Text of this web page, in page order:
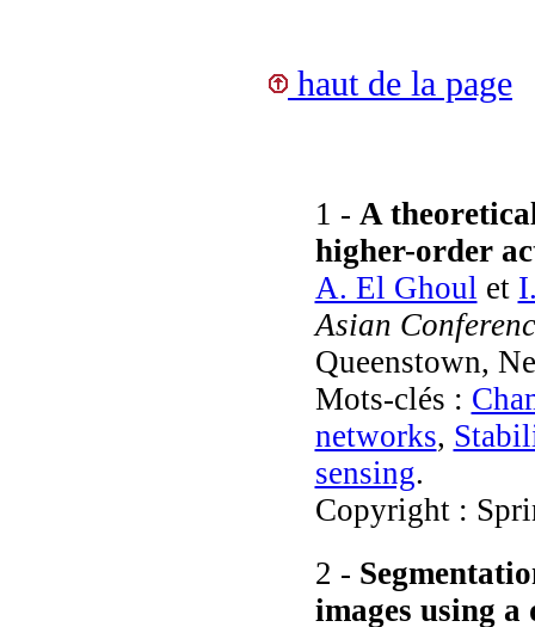
haut de la page
1 - A
higher-order
A. El Ghoul et
Asian
Queenstown,
Mots-clés :
networks,
sensing.
Copyright :
2 -
images using